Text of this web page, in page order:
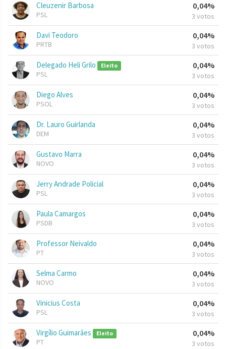
Cleuzenir Barbosa
PSL
0,04%
3 votos
Davi Teodoro
PRTB
0,04%
3 votos
Delegado Heli Grilo Eleito
PSL
0,04%
3 votos
Diego Alves
PSOL
0,04%
3 votos
Dr. Lauro Guirlanda
DEM
0,04%
3 votos
Gustavo Marra
NOVO
0,04%
3 votos
Jerry Andrade Policial
PSL
0,04%
3 votos
Paula Camargos
PSDB
0,04%
3 votos
Professor Neivaldo
PT
0,04%
3 votos
Selma Carmo
NOVO
0,04%
3 votos
Vinicius Costa
PSL
0,04%
3 votos
Virgílio Guimarães Eleito
PT
0,04%
3 votos